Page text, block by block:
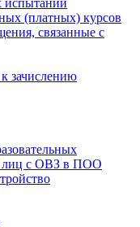
испытаний
(платных) курсов
связанные с
зачислению
лиц с ОВЗ в ПОО